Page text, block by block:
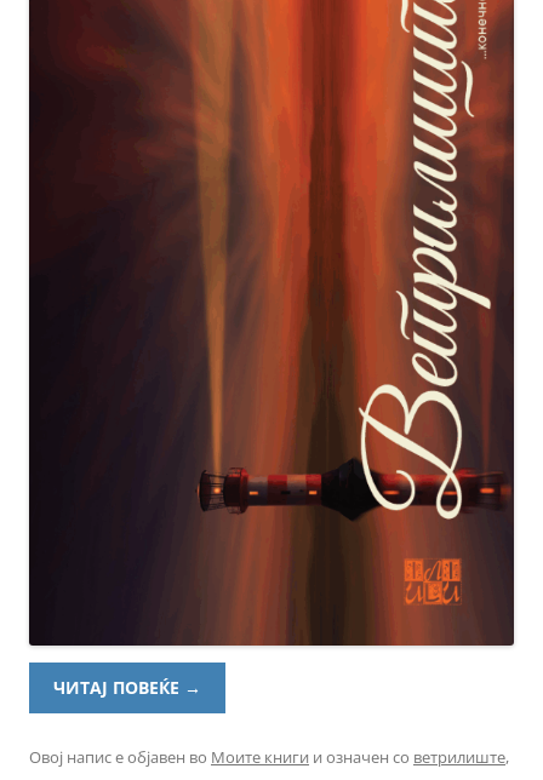
ЧИТАЈ ПОВЕЌЕ →
Овој напис е објавен во Моите книги и означен со ветрилиште,